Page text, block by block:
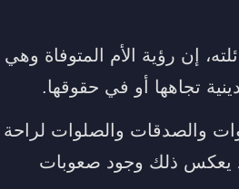
إن رؤية الأم المتوفاة وهي
تجاهها أو في حقوقها.
والصدقات والصلوات لراحة
يعكس ذلك وجود صعوبات